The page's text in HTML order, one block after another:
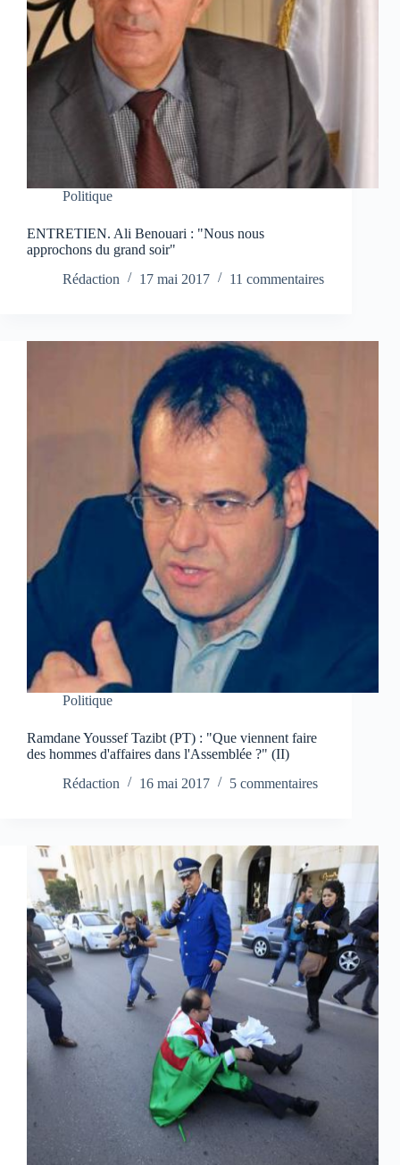
Politique
ENTRETIEN. Ali Benouari : "Nous nous
approchons du grand soir"
Rédaction
17 mai 2017 11 commentaires
Politique
Ramdane Youssef Tazibt (PT) : "Que viennent faire
des hommes d'affaires dans l'Assemblée ?" (II)
Rédaction
16 mai 2017 5 commentaires